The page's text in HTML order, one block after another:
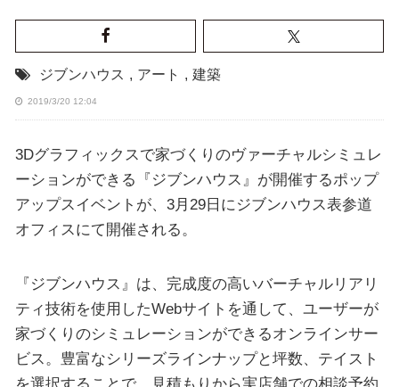
ジブンハウス , アート , 建築
2019/3/20 12:04
3Dグラフィックスで家づくりのヴァーチャルシミュレ
ーションができる『ジブンハウス』が開催するポップ
アップスイベントが、3月29日にジブンハウス表参道
オフィスにて開催される。
『ジブンハウス』は、完成度の高いバーチャルリアリ
ティ技術を使用したWebサイトを通して、ユーザーが
家づくりのシミュレーションができるオンラインサー
ビス。豊富なシリーズラインナップと坪数、テイスト
を選択することで、見積もりから実店舗での相談予約